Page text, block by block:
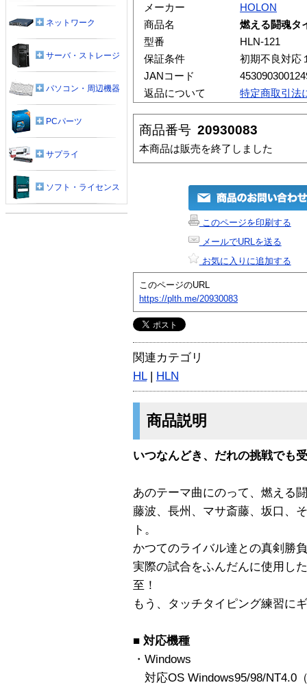
メーカー
HOLON
商品名
燃える闘魂
型番
HLN-121
保証条件
初期不良対応
JANコード
返品について
特定商取引法
商品番号 20930083
本商品は販売を終了しました
このページを印刷する
メールでURLを送る
お気に入りに追加する
このページのURL
https://plth.me/20930083
関連カテゴリ
HL| HLN
商品説明
いつなんどき、だれの挑戦でも
あのテーマ曲にのって、燃える
藤波、長州、マサ斎藤、坂口、
ト。
かつてのライバル達との真剣勝
実際の試合をふんだんに使用し
至！
もう、タッチタイピング練習に
■ 対応機種
・Windows
対応OS Windows95/98/NT4.0
ネットワーク
サーバ・ストレージ
パソコン・周辺機器
PCパーツ
サプライ
ソフト・ライセンス